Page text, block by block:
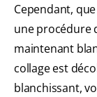
Cependant,
une procédure
maintenant
collage est
blanchissant,